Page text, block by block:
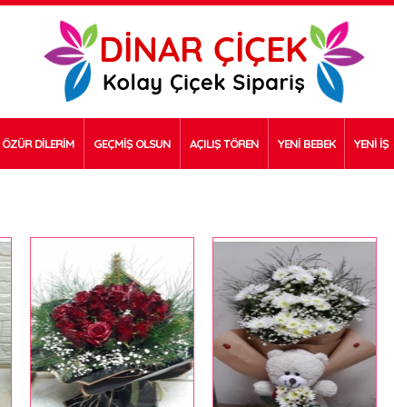
ÖZÜR DİLERİM GEÇMİŞ OLSUN AÇILIŞ TÖREN YENİ BEBEK YENİ İŞ